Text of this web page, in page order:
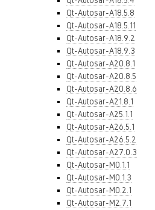
Qt-Autosar-A18.5.8
Qt-Autosar-A18.5.11
Qt-Autosar-A18.9.2
Qt-Autosar-A18.9.3
Qt-Autosar-A20.8.1
Qt-Autosar-A20.8.5
Qt-Autosar-A20.8.6
Qt-Autosar-A21.8.1
Qt-Autosar-A25.1.1
Qt-Autosar-A26.5.1
Qt-Autosar-A26.5.2
Qt-Autosar-A27.0.3
Qt-Autosar-M0.1.1
Qt-Autosar-M0.1.3
Qt-Autosar-M0.2.1
Qt-Autosar-M2.7.1